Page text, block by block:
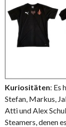
Kuriositäten: Es
Stefan, Markus,
Atti und Alex
Steamers, denen